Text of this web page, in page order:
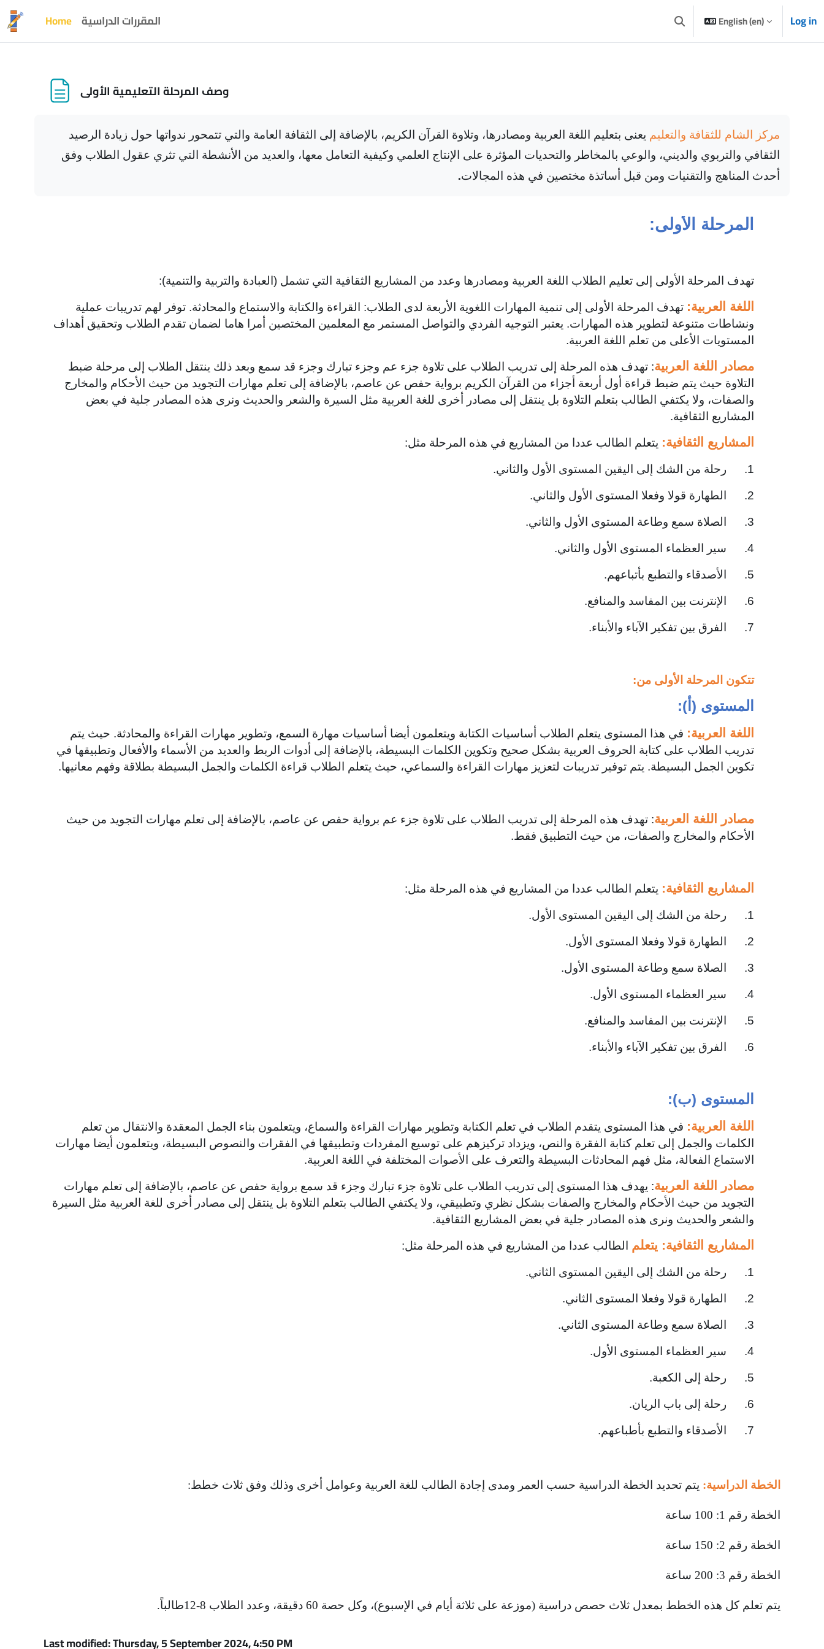
Skip to main content
Home المقررات الدراسية Toggle search input
English ‎(en)‎ Log in
وصف المرحلة التعليمية الأولى
مركز الشام للثقافة والتعليم يعنى بتعليم اللغة العربية ومصادرها، وتلاوة القرآن الكريم، بالإضافة إلى الثقافة العامة والتي تتمحور ندواتها حول زيادة الرصيد
الثقافي والتربوي والديني، والوعي بالمخاطر والتحديات المؤثرة على الإنتاج العلمي وكيفية التعامل معها، والعديد من الأنشطة التي تثري عقول الطلاب وفق
أحدث المناهج والتقنيات ومن قبل أساتذة مختصين في هذه المجالات.
المرحلة الأولى:
تهدف المرحلة الأولى إلى تعليم الطلاب اللغة العربية ومصادرها وعدد من المشاريع الثقافية التي تشمل (العبادة والتربية والتنمية):
اللغة العربية: تهدف المرحلة الأولى إلى تنمية المهارات اللغوية الأربعة لدى الطلاب: القراءة والكتابة والاستماع والمحادثة. توفر لهم تدريبات عملية
ونشاطات متنوعة لتطوير هذه المهارات. يعتبر التوجيه الفردي والتواصل المستمر مع المعلمين المختصين أمرا هاما لضمان تقدم الطلاب وتحقيق أهداف
المستويات الأعلى من تعلم اللغة العربية.
مصادر اللغة العربية: تهدف هذه المرحلة إلى تدريب الطلاب على تلاوة جزء عم وجزء تبارك وجزء قد سمع وبعد ذلك ينتقل الطلاب إلى مرحلة ضبط
التلاوة حيث يتم ضبط قراءة أول أربعة أجزاء من القرآن الكريم برواية حفص عن عاصم، بالإضافة إلى تعلم مهارات التجويد من حيث الأحكام والمخارج
والصفات، ولا يكتفي الطالب بتعلم التلاوة بل ينتقل إلى مصادر أخرى للغة العربية مثل السيرة والشعر والحديث ونرى هذه المصادر جلية في بعض
المشاريع الثقافية.
المشاريع الثقافية: يتعلم الطالب عددا من المشاريع في هذه المرحلة مثل:
1. رحلة من الشك إلى اليقين المستوى الأول والثاني.
2. الطهارة قولا وفعلا المستوى الأول والثاني.
3. الصلاة سمع وطاعة المستوى الأول والثاني.
4. سير العظماء المستوى الأول والثاني.
5. الأصدقاء والتطبع بأتباعهم.
6. الإنترنت بين المفاسد والمنافع.
7. الفرق بين تفكير الآباء والأبناء.
تتكون المرحلة الأولى من:
المستوى (أ):
اللغة العربية: في هذا المستوى يتعلم الطلاب أساسيات الكتابة ويتعلمون أيضا أساسيات مهارة السمع، وتطوير مهارات القراءة والمحادثة. حيث يتم
تدريب الطلاب على كتابة الحروف العربية بشكل صحيح وتكوين الكلمات البسيطة، بالإضافة إلى أدوات الربط والعديد من الأسماء والأفعال وتطبيقها في
تكوين الجمل البسيطة. يتم توفير تدريبات لتعزيز مهارات القراءة والسماعي، حيث يتعلم الطلاب قراءة الكلمات والجمل البسيطة بطلاقة وفهم معانيها.
مصادر اللغة العربية: تهدف هذه المرحلة إلى تدريب الطلاب على تلاوة جزء عم برواية حفص عن عاصم، بالإضافة إلى تعلم مهارات التجويد من حيث
الأحكام والمخارج والصفات، من حيث التطبيق فقط.
المشاريع الثقافية: يتعلم الطالب عددا من المشاريع في هذه المرحلة مثل:
1. رحلة من الشك إلى اليقين المستوى الأول.
2. الطهارة قولا وفعلا المستوى الأول.
3. الصلاة سمع وطاعة المستوى الأول.
4. سير العظماء المستوى الأول.
5. الإنترنت بين المفاسد والمنافع.
6. الفرق بين تفكير الآباء والأبناء.
المستوى (ب):
اللغة العربية: في هذا المستوى يتقدم الطلاب في تعلم الكتابة وتطوير مهارات القراءة والسماع، ويتعلمون بناء الجمل المعقدة والانتقال من تعلم
الكلمات والجمل إلى تعلم كتابة الفقرة والنص، ويزداد تركيزهم على توسيع المفردات وتطبيقها في الفقرات والنصوص البسيطة، ويتعلمون أيضا مهارات
الاستماع الفعالة، مثل فهم المحادثات البسيطة والتعرف على الأصوات المختلفة في اللغة العربية.
مصادر اللغة العربية: يهدف هذا المستوى إلى تدريب الطلاب على تلاوة جزء تبارك وجزء قد سمع برواية حفص عن عاصم، بالإضافة إلى تعلم مهارات
التجويد من حيث الأحكام والمخارج والصفات بشكل نظري وتطبيقي، ولا يكتفي الطالب بتعلم التلاوة بل ينتقل إلى مصادر أخرى للغة العربية مثل السيرة
والشعر والحديث ونرى هذه المصادر جلية في بعض المشاريع الثقافية.
المشاريع الثقافية: يتعلم الطالب عددا من المشاريع في هذه المرحلة مثل:
1. رحلة من الشك إلى اليقين المستوى الثاني.
2. الطهارة قولا وفعلا المستوى الثاني.
3. الصلاة سمع وطاعة المستوى الثاني.
4. سير العظماء المستوى الأول.
5. رحلة إلى الكعبة.
6. رحلة إلى باب الريان.
7. الأصدقاء والتطبع بأطباعهم.
الخطة الدراسية: يتم تحديد الخطة الدراسية حسب العمر ومدى إجادة الطالب للغة العربية وعوامل أخرى وذلك وفق ثلاث خطط:
الخطة رقم 1: 100 ساعة
الخطة رقم 2: 150 ساعة
الخطة رقم 3: 200 ساعة
يتم تعلم كل هذه الخطط بمعدل ثلاث حصص دراسية (موزعة على ثلاثة أيام في الإسبوع)، وكل حصة 60 دقيقة، وعدد الطلاب 8-12طالباً .
Last modified: Thursday, 5 September 2024, 4:50 PM